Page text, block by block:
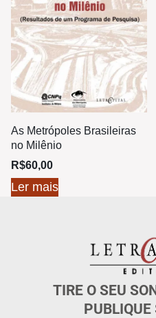
As Metrópoles Brasileiras
no Milênio
R$60,00
Ler mais
TIRE O SEU
PUBLIQUE